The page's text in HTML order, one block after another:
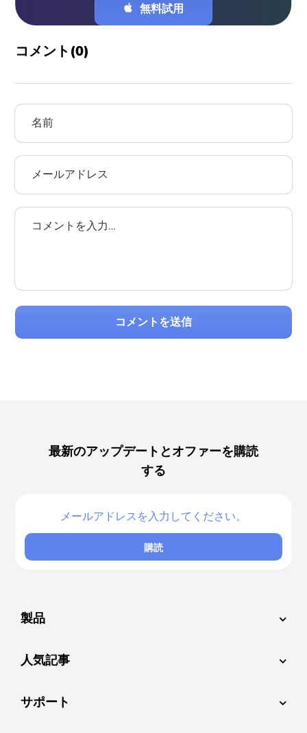
無料試用
コメント(0)
コメントを送信
最新のアップデートとオファーを購読
する
購読
製品
人気記事
サポート